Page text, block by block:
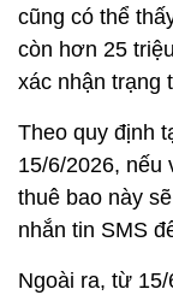
cũng có thể
còn hơn 25
xác nhận trạng
Theo quy định
15/6/2026, nếu
thuê bao này
nhắn tin SMS
Ngoài ra, từ